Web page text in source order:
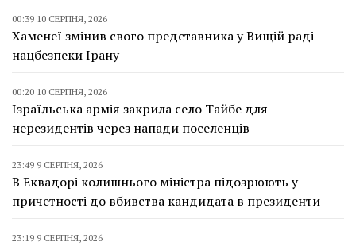
00:39 10 СЕРПНЯ, 2026
Хаменеї змінив свого представника у Вищій раді
нацбезпеки Ірану
00:20 10 СЕРПНЯ, 2026
Ізраїльська армія закрила село Тайбе для
нерезидентів через напади поселенців
23:49 9 СЕРПНЯ, 2026
В Еквадорі колишнього міністра підозрюють у
причетності до вбивства кандидата в президенти
23:19 9 СЕРПНЯ, 2026